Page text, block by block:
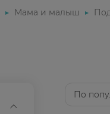
Мама и малыш
По